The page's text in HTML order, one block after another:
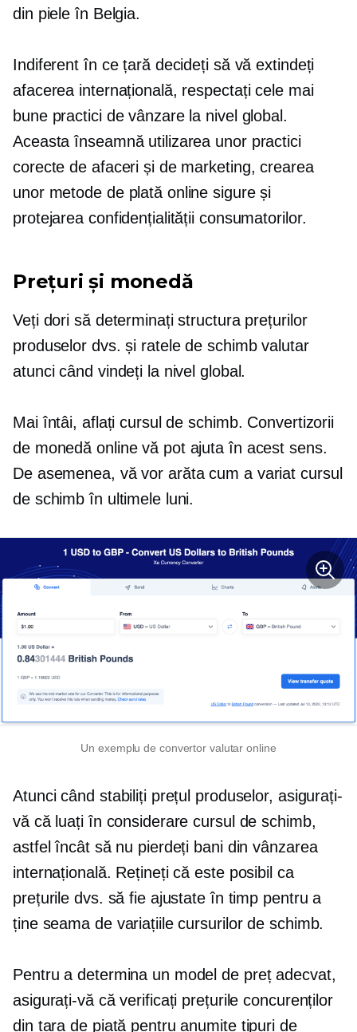
din piele în Belgia.
Indiferent în ce țară decideți să vă extindeți
afacerea internațională, respectați cele mai
bune practici de vânzare la nivel global.
Aceasta înseamnă utilizarea unor practici
corecte de afaceri și de marketing, crearea
unor metode de plată online sigure și
protejarea confidențialității consumatorilor.
Prețuri și monedă
Veți dori să determinați structura prețurilor
produselor dvs. și ratele de schimb valutar
atunci când vindeți la nivel global.
Mai întâi, aflați cursul de schimb. Convertizorii
de monedă online vă pot ajuta în acest sens.
De asemenea, vă vor arăta cum a variat cursul
de schimb în ultimele luni.
Un exemplu de convertor valutar online
Atunci când stabiliți prețul produselor, asigurați-
vă că luați în considerare cursul de schimb,
astfel încât să nu pierdeți bani din vânzarea
internațională. Rețineți că este posibil ca
prețurile dvs. să fie ajustate în timp pentru a
ține seama de variațiile cursurilor de schimb.
Pentru a determina un model de preț adecvat,
asigurați-vă că verificați prețurile concurenților
din țara de piață pentru anumite tipuri de